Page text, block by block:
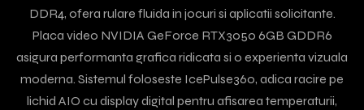
DDR4, ofera rulare fluida in jocuri si aplicatii solicitante.
Placa video NVIDIA GeForce RTX3050 6GB GDDR6
asigura performanta grafica ridicata si o experienta vizuala
moderna. Sistemul foloseste IcePulse360, adica racire pe
lichid AIO cu display digital pentru afisarea temperaturii,